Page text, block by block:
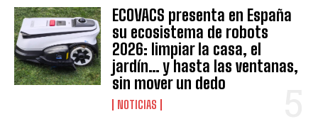
ECOVACS presenta en España
su ecosistema de robots
2026: limpiar la casa, el
jardín… y hasta las ventanas,
sin mover un dedo
NOTICIAS